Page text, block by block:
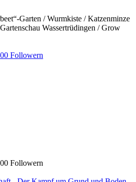
Garten /​ Wurmkiste /​ Katzenminze
Wassertrüdingen /​ Grow
Followern
Followern